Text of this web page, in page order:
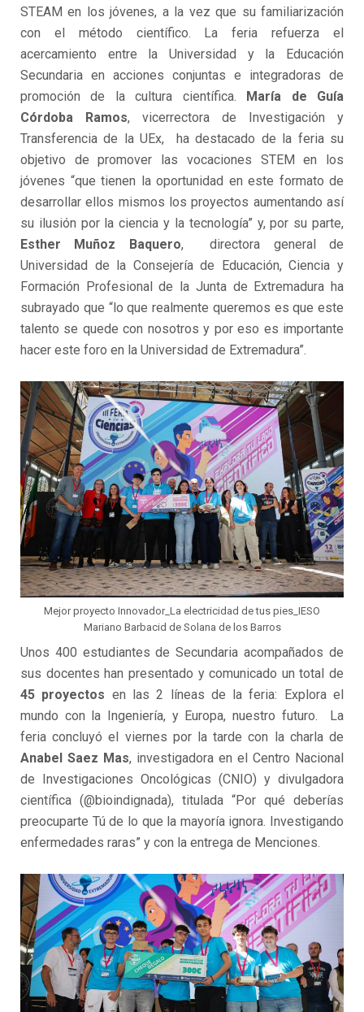
STEAM en los jóvenes, a la vez que su familiarización
con el método científico. La feria refuerza el
acercamiento entre la Universidad y la Educación
Secundaria en acciones conjuntas e integradoras de
promoción de la cultura científica.
María de Guía
Córdoba Ramos, vicerrectora de Investigación y
Transferencia de la UEx, ha destacado de la feria su
objetivo de promover las vocaciones STEM en los
jóvenes “que tienen la oportunidad en este formato de
desarrollar ellos mismos los proyectos aumentando así
su ilusión por la ciencia y la tecnología” y, por su parte,
Esther Muñoz Baquero, directora general de
Universidad de la Consejería de Educación, Ciencia y
Formación Profesional de la Junta de Extremadura ha
subrayado que “lo que realmente queremos es que este
talento se quede con nosotros y por eso es importante
hacer este foro en la Universidad de Extremadura”.
Mejor proyecto Innovador_La electricidad de tus pies_IESO
Mariano Barbacid de Solana de los Barros
Unos 400 estudiantes de Secundaria acompañados de
sus docentes han presentado y comunicado un total de
45 proyectos en las 2 líneas de la feria: Explora el
mundo con la Ingeniería, y Europa, nuestro futuro. La
feria concluyó el viernes por la tarde con la charla de
Anabel Saez Mas, investigadora en el Centro Nacional
de Investigaciones Oncológicas (CNIO) y divulgadora
científica (@bioindignada), titulada “Por qué deberías
preocuparte Tú de lo que la mayoría ignora. Investigando
enfermedades raras” y con la entrega de Menciones.